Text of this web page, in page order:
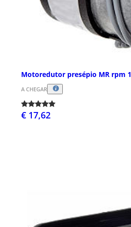
Motoredutor presépio MR rpm 1
A CHEGAR
€ 17,62